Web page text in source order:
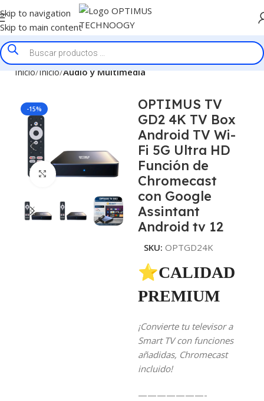
Skip to navigation
Skip to main content
Inicio Inicio Audio y Multimedia
-15%
Click to enlarge
OPTIMUS TV
GD2 4K TV Box
Android TV Wi-
Fi 5G Ultra HD
Función de
Chromecast
con Google
Assintant
Android tv 12
SKU: OPTGD24K
⭐CALIDAD
PREMIUM
¡Convierte tu televisor a
Smart TV con funciones
añadidas, Chromecast
incluido!
———————-